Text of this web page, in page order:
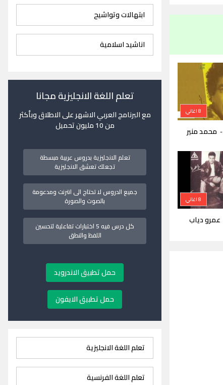
8 اغاني
- محمد منير
8 اغاني
عمرو دياب
ابتهالات وتواشيح
اناشيد اسلامية
تعلم اللغة الانجليزية مجانا
مع البرنامج العربي الاشهر على الاطلاق وبأكثر
من 10 مليون تحميل
تعلم الانجليزية بدروس عربية مبسطة
تجعلك تعشق الانجليزية
جميع الدروس لا تحتاج الى انترنت ومدعومة
بالصوت والصورة
كل درس فيه 5 اختبارات تفاعلية لتحسين
اللفظ والنطق
حمل تطبيق الاندرويد
حمل تطبيق الايفون
تعلم اللغة الانجليزية
تعلم اللغة الفرنسية